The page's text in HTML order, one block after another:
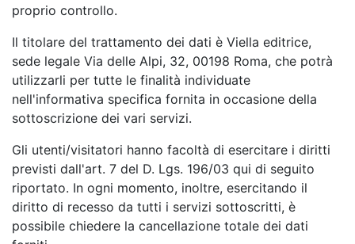
proprio controllo.
Il titolare del trattamento dei dati è Viella editrice,
sede legale Via delle Alpi, 32, 00198 Roma, che potrà
utilizzarli per tutte le finalità individuate
nell'informativa specifica fornita in occasione della
sottoscrizione dei vari servizi.
Gli utenti/visitatori hanno facoltà di esercitare i diritti
previsti dall'art. 7 del D. Lgs. 196/03 qui di seguito
riportato. In ogni momento, inoltre, esercitando il
diritto di recesso da tutti i servizi sottoscritti, è
possibile chiedere la cancellazione totale dei dati